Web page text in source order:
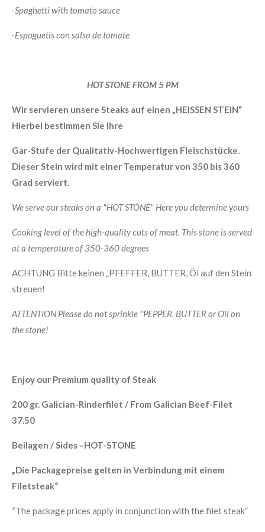
-Spaghetti with tomato sauce
-Espaguetis con salsa de tomate
HOT STONE FROM 5 PM
Wir servieren unsere Steaks auf einen „HEISSEN STEIN“
Hierbei bestimmen Sie Ihre
Gar-Stufe der Qualitativ-Hochwertigen Fleischstücke.
Dieser Stein wird mit einer Temperatur von 350 bis 360
Grad serviert.
We serve our steaks on a "HOT STONE" Here you determine yours
Cooking level of the high-quality cuts of meat. This stone is served
at a temperature of 350-360 degrees
ACHTUNG Bitte keinen „PFEFFER, BUTTER, Öl auf den Stein
streuen!
ATTENTION Please do not sprinkle "PEPPER, BUTTER or Oil on
the stone!
Enjoy our Premium quality of Steak
200 gr. Galician-Rinderfilet / From Galician Beef-Filet
37.50
Beilagen / Sides –HOT-STONE
„Die Packagepreise gelten in Verbindung mit einem
Filetsteak“
“The package prices apply in conjunction with the filet steak”